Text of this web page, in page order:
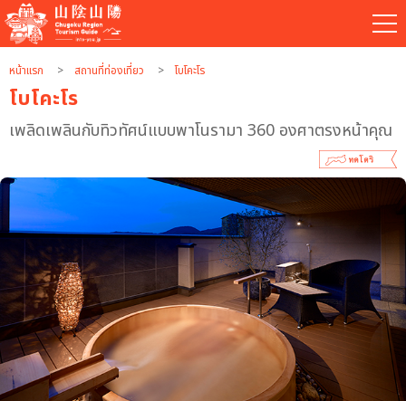
หน้าแรก สถานที่ท่องเที่ยว โบโคะโร
โบโคะโร
เพลิดเพลินกับทิวทัศน์แบบพาโนรามา 360 องศาตรงหน้าคุณ